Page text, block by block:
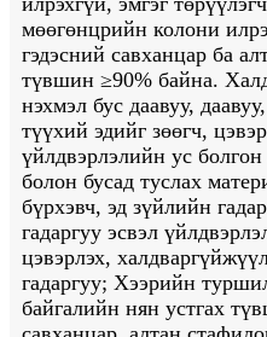
мөөгөнцрийн колони
гэдэсний савханцар ба
түвшин ≥90% байна.
нэхмэл бус даавуу,
түүхий эдийг зөөгч,
үйлдвэрлэлийн ус
болон бусад туслах
бүрхэвч, эд зүйлийн
гадаргуу эсвэл
цэвэрлэх,
гадаргуу; Хээрийн
байгалийн нян устгах